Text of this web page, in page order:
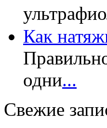
Как
одни...
Свежие